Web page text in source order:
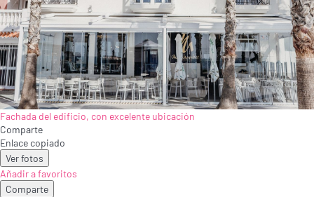
Fachada del edificio, con excelente ubicación
Comparte
Enlace copiado
Ver fotos
Añadir a favoritos
Comparte